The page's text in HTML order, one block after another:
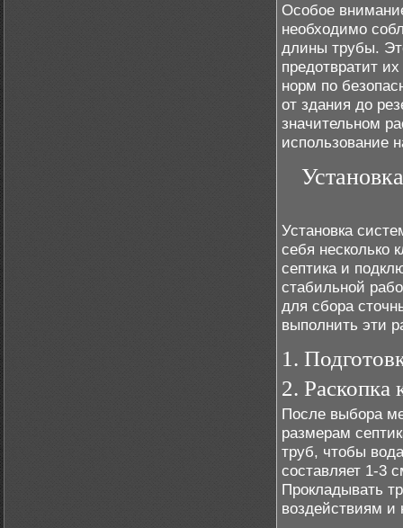
Особое
необходимо
длины трубы.
предотвратит
норм по
от здания до
значительном
использование
Установка
себя несколько
септика и
стабильной
для сбора
выполнить эти
1.
2. Раскопка
После выбора
размерам
труб, чтобы
составляет 1-3
Прокладывать
воздействиям и